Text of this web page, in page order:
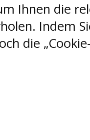
Ihnen die
Indem
die